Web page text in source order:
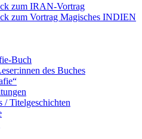
zum IRAN-Vortrag
zum Vortrag Magisches INDIEN
Buch
des Buches
/ Titelgeschichten